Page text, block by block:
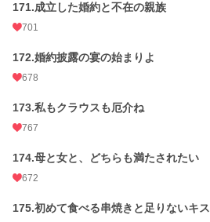
171.成立した婚約と不在の親族
701
172.婚約披露の宴の始まりよ
678
173.私もクラウスも厄介ね
767
174.母と女と、どちらも満たされたい
672
175.初めて食べる串焼きと足りないキス